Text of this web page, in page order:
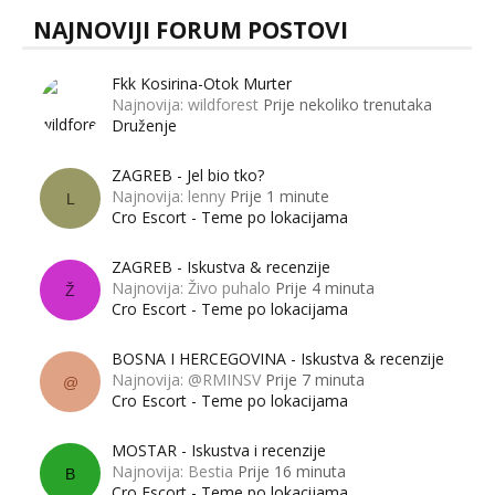
NAJNOVIJI FORUM POSTOVI
Fkk Kosirina-Otok Murter
Najnovija: wildforest Prije nekoliko trenutaka
Druženje
L
ZAGREB - Jel bio tko?
Najnovija: lenny Prije 1 minute
Cro Escort - Teme po lokacijama
Ž
ZAGREB - Iskustva & recenzije
Najnovija: Živo puhalo Prije 4 minuta
Cro Escort - Teme po lokacijama
@
BOSNA I HERCEGOVINA - Iskustva & recenzije
Najnovija: @RMINSV Prije 7 minuta
Cro Escort - Teme po lokacijama
B
MOSTAR - Iskustva i recenzije
Najnovija: Bestia Prije 16 minuta